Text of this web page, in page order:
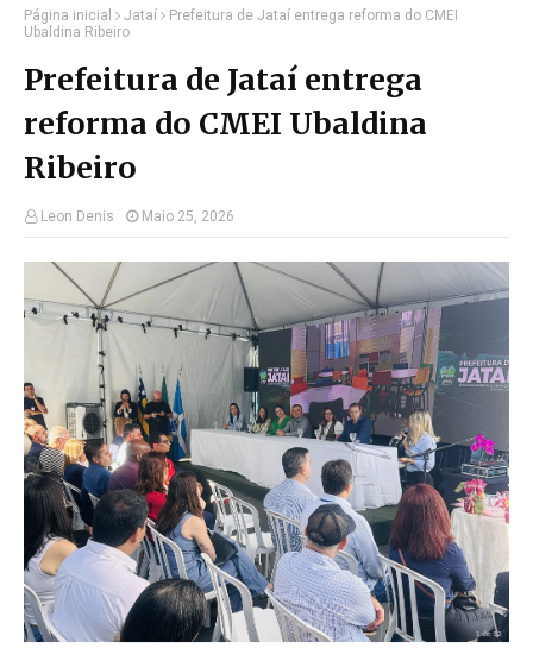
Página inicial Jataí
Prefeitura de Jataí entrega reforma do CMEI
Ubaldina Ribeiro
Prefeitura de Jataí entrega
reforma do CMEI Ubaldina
Ribeiro
Leon Denis Maio 25, 2026